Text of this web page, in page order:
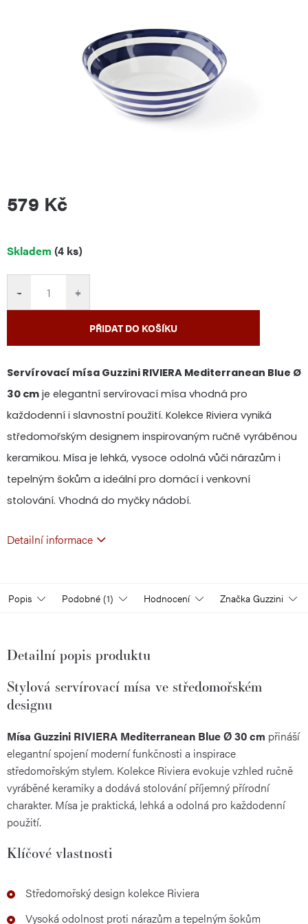
579 Kč
Měrná
Skladem (4 ks)
+
−
PŘIDAT DO KOŠÍKU
Servírovací mísa Guzzini RIVIERA Mediterranean Blue Ø
30 cm je elegantní servírovací mísa vhodná pro
každodenní i slavnostní použití. Kolekce Riviera vyniká
středomořským designem inspirovaným ručně vyráběnou
keramikou. Mísa je lehká, vysoce odolná vůči nárazům i
tepelným šokům a ideální pro domácí i venkovní
stolování. Vhodná do myčky nádobí.
Detailní informace
Popis Podobné (1) Hodnocení Značka Guzzini
Detailní popis produktu
Stylová servírovací mísa ve středomořském
designu
Mísa Guzzini RIVIERA Mediterranean Blue Ø 30 cm přináší
elegantní spojení moderní funkčnosti a inspirace
středomořským stylem. Kolekce Riviera evokuje vzhled ručně
vyráběné keramiky a dodává stolování příjemný přírodní
charakter. Mísa je praktická, lehká a odolná pro každodenní
použití.
Klíčové vlastnosti
Středomořský design kolekce Riviera
Vysoká odolnost proti nárazům a tepelným šokům